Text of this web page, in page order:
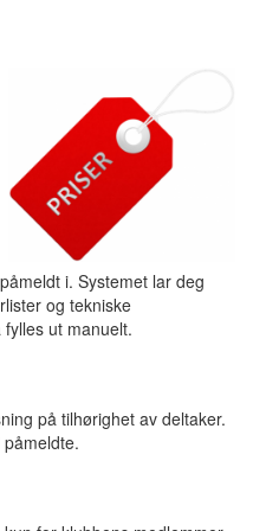
i. Systemet lar deg
og tekniske
ut manuelt.
på tilhørighet av deltaker.